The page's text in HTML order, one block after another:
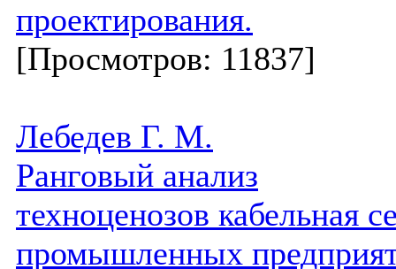
проектирования.
[Просмотров: 11837]
Лебедев Г. М.
Ранговый анализ
техноценозов кабельная
промышленных